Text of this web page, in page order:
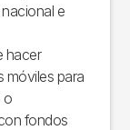
e
hacer
móviles para
o
fondos